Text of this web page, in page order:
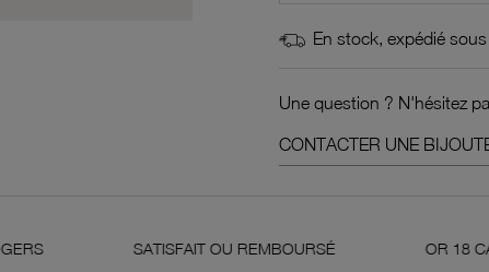
En stock, expédié
Une question ? N'hésitez
CONTACTER UNE
SATISFAIT OU REMBOURSÉ OR 18 CARATS 750